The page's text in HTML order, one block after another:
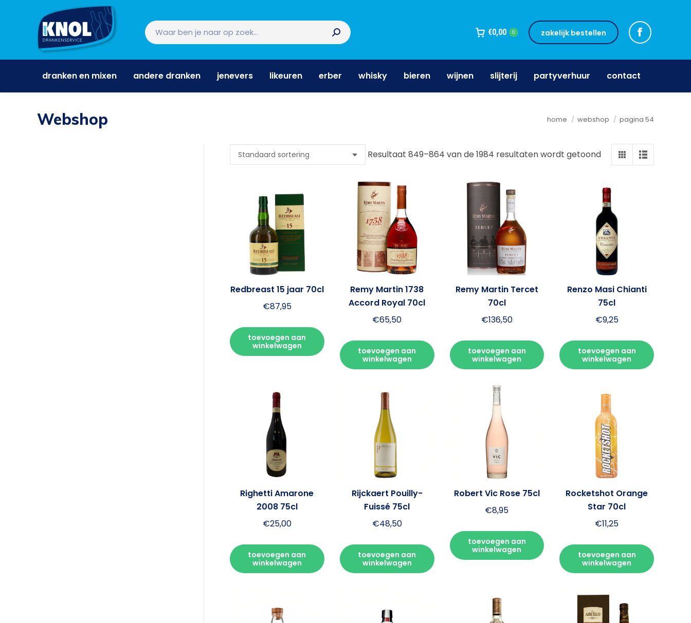
€0,00 0 zakelijk bestellen
dranken en mixen andere dranken jenevers likeuren erber whisky bieren wijnen slijterij partyverhuur contact
Webshop Je bent hier:
home webshop pagina 54
Resultaat 849–864 van de 1984 resultaten wordt getoond
Redbreast 15 jaar 70cl
€87,95
toevoegen aan
winkelwagen
Remy Martin 1738
Accord Royal 70cl
€65,50
toevoegen aan
winkelwagen
Remy Martin Tercet
70cl
€136,50
toevoegen aan
winkelwagen
Renzo Masi Chianti
75cl
€9,25
toevoegen aan
winkelwagen
Righetti Amarone
2008 75cl
€25,00
toevoegen aan
winkelwagen
Rijckaert Pouilly-
Fuissé 75cl
€48,50
toevoegen aan
winkelwagen
Robert Vic Rose 75cl
€8,95
toevoegen aan
winkelwagen
Rocketshot Orange
Star 70cl
€11,25
toevoegen aan
winkelwagen
dranken en mixen